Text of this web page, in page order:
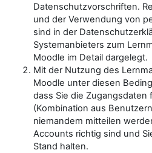
Datenschutzvorschriften.
und der Verwendung von
sind in der
Systemanbieters zum
Moodle im Detail dargelegt.
Mit der Nutzung des
Moodle unter diesen
dass Sie die Zugangsdaten
(Kombination aus
niemandem mitteilen
Accounts richtig sind und
Stand halten.